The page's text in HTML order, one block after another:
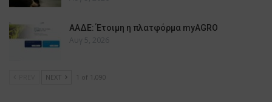
ΑΑΔΕ: Έτοιμη η πλατφόρμα myAGRO
Αυγ 5, 2026
NEXT 1 of 1,090